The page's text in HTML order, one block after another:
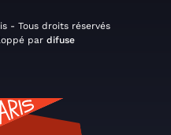
- Tous droits réservés
par difuse